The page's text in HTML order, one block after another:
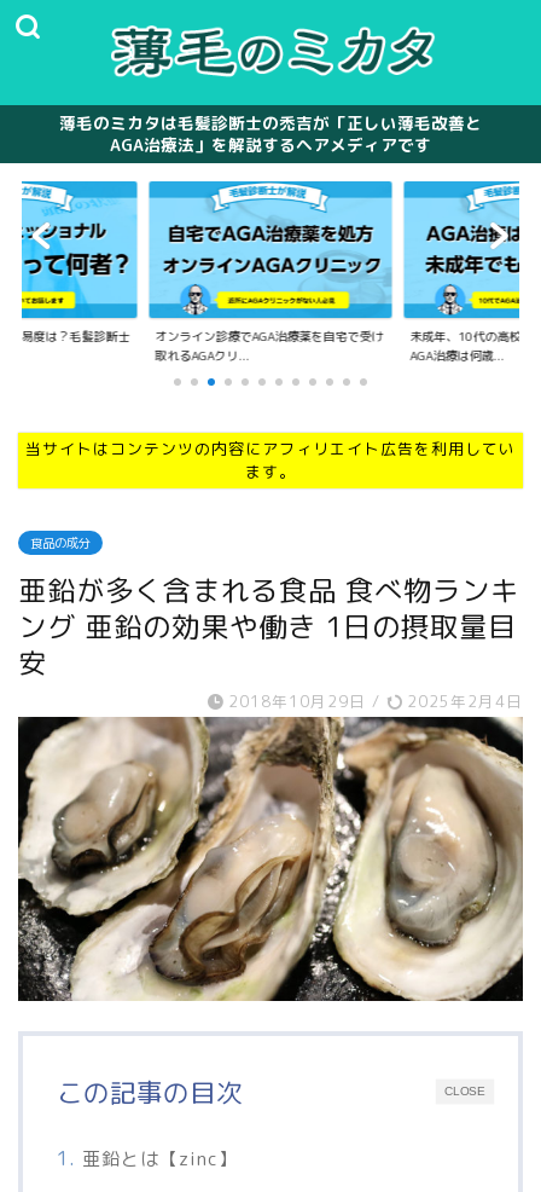
薄毛のミカタは毛髪診断士の禿吉が「正しい薄毛改善と
AGA治療法」を解説するヘアメディアです
難易度は？毛髪診断士
オンライン診療でAGA治療薬を自宅で受け
取れるAGAクリ...
未成年、10代の高校生
AGA治療は何歳...
当サイトはコンテンツの内容にアフィリエイト広告を利用してい
ます。
食品の成分
亜鉛が多く含まれる食品 食べ物ランキ
ング 亜鉛の効果や働き 1日の摂取量目
安
2018年10月29日 / 2025年2月4日
CLOSE
この記事の目次
亜鉛とは【zinc】